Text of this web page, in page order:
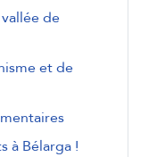
de
et de
à Bélarga !